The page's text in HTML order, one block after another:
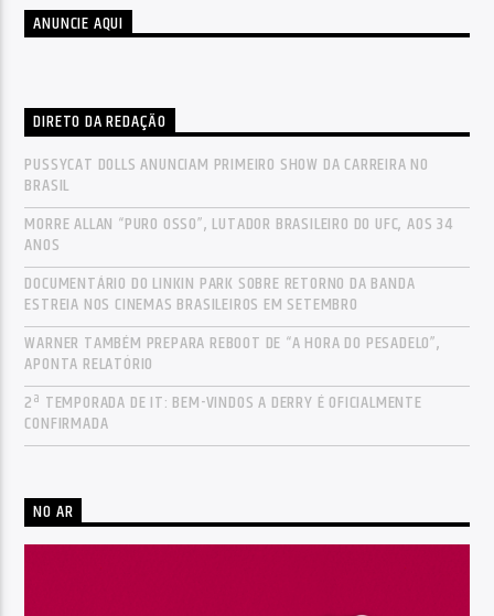
ANUNCIE AQUI
DIRETO DA REDAÇÃO
PUSSYCAT DOLLS ANUNCIAM PRIMEIRO SHOW DA CARREIRA NO
BRASIL
MORRE ALLAN “PURO OSSO”, LUTADOR BRASILEIRO DO UFC, AOS 34
ANOS
DOCUMENTÁRIO DO LINKIN PARK SOBRE RETORNO DA BANDA
ESTREIA NOS CINEMAS BRASILEIROS EM SETEMBRO
WARNER TAMBÉM PREPARA REBOOT DE “A HORA DO PESADELO”,
APONTA RELATÓRIO
2ª TEMPORADA DE IT: BEM-VINDOS A DERRY É OFICIALMENTE
CONFIRMADA
NO AR